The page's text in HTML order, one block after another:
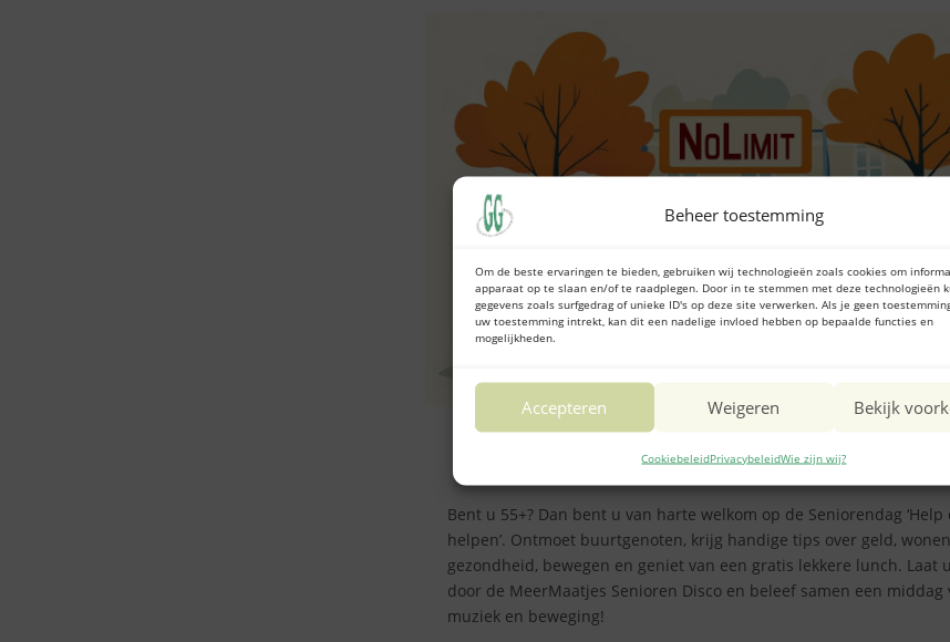
Beheer toestemming
Om de beste ervaringen te bieden, gebruiken wij technologieën zoals cookies om
apparaat op te slaan en/of te raadplegen. Door in te stemmen met deze technologieën
gegevens zoals surfgedrag of unieke ID's op deze site verwerken. Als je geen
uw toestemming intrekt, kan dit een nadelige invloed hebben op bepaalde functies en
mogelijkheden.
Accepteren Weigeren Bekijk
CookiebeleidPrivacybeleidWie zijn wij?
Bent u 55+? Dan bent u van harte welkom op de Seniorendag ‘Help
helpen’. Ontmoet buurtgenoten, krijg handige tips over geld,
gezondheid, bewegen en geniet van een gratis lekkere lunch. Laat
door de MeerMaatjes Senioren Disco en beleef samen een middag
muziek en beweging!